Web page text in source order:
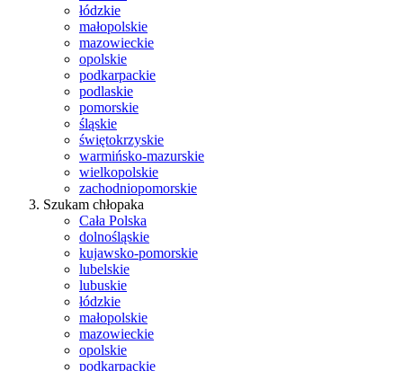
łódzkie
małopolskie
mazowieckie
opolskie
podkarpackie
podlaskie
pomorskie
śląskie
świętokrzyskie
warmińsko-mazurskie
wielkopolskie
zachodniopomorskie
Szukam chłopaka
Cała Polska
dolnośląskie
kujawsko-pomorskie
lubelskie
lubuskie
łódzkie
małopolskie
mazowieckie
opolskie
podkarpackie